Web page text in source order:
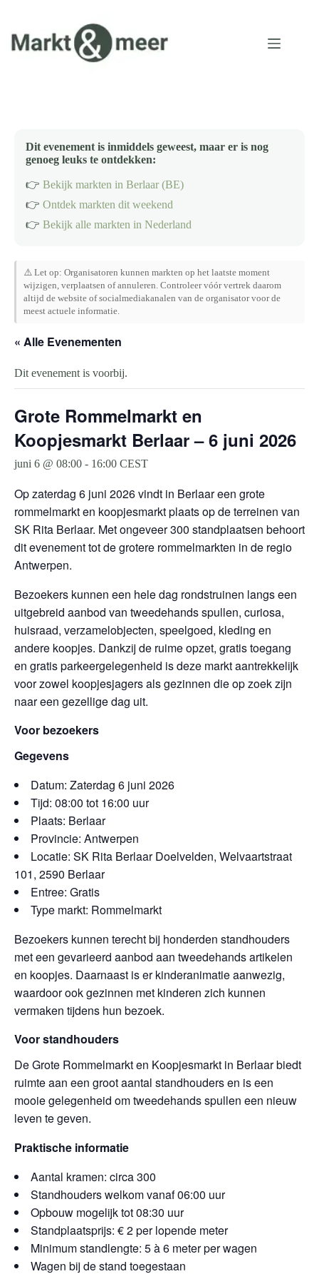
inhoud
Dit evenement is inmiddels geweest, maar er is nog
genoeg leuks te ontdekken:
👉 Bekijk markten in Berlaar (BE)
👉 Ontdek markten dit weekend
👉 Bekijk alle markten in Nederland
⚠️ Let op: Organisatoren kunnen markten op het laatste moment
wijzigen, verplaatsen of annuleren. Controleer vóór vertrek daarom
altijd de website of socialmediakanalen van de organisator voor de
meest actuele informatie.
« Alle Evenementen
Dit evenement is voorbij.
Grote Rommelmarkt en
Koopjesmarkt Berlaar – 6 juni 2026
juni 6 @ 08:00 - 16:00 CEST
Op zaterdag 6 juni 2026 vindt in Berlaar een grote
rommelmarkt en koopjesmarkt plaats op de terreinen van
SK Rita Berlaar. Met ongeveer 300 standplaatsen behoort
dit evenement tot de grotere rommelmarkten in de regio
Antwerpen.
Bezoekers kunnen een hele dag rondstruinen langs een
uitgebreid aanbod van tweedehands spullen, curiosa,
huisraad, verzamelobjecten, speelgoed, kleding en
andere koopjes. Dankzij de ruime opzet, gratis toegang
en gratis parkeergelegenheid is deze markt aantrekkelijk
voor zowel koopjesjagers als gezinnen die op zoek zijn
naar een gezellige dag uit.
Voor bezoekers
Gegevens
Datum: Zaterdag 6 juni 2026
Tijd: 08:00 tot 16:00 uur
Plaats: Berlaar
Provincie: Antwerpen
Locatie: SK Rita Berlaar Doelvelden, Welvaartstraat
101, 2590 Berlaar
Entree: Gratis
Type markt: Rommelmarkt
Bezoekers kunnen terecht bij honderden standhouders
met een gevarieerd aanbod aan tweedehands artikelen
en koopjes. Daarnaast is er kinderanimatie aanwezig,
waardoor ook gezinnen met kinderen zich kunnen
vermaken tijdens hun bezoek.
Voor standhouders
De Grote Rommelmarkt en Koopjesmarkt in Berlaar biedt
ruimte aan een groot aantal standhouders en is een
mooie gelegenheid om tweedehands spullen een nieuw
leven te geven.
Praktische informatie
Aantal kramen: circa 300
Standhouders welkom vanaf 06:00 uur
Opbouw mogelijk tot 08:30 uur
Standplaatsprijs: € 2 per lopende meter
Minimum standlengte: 5 à 6 meter per wagen
Wagen bij de stand toegestaan